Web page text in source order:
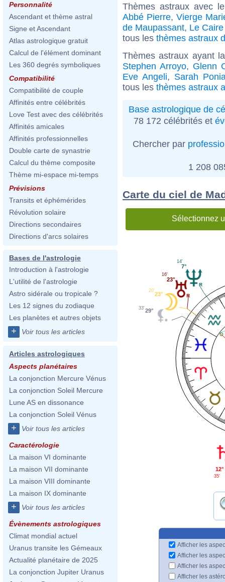
Personnalité
Ascendant et thème astral
Signe et Ascendant
Atlas astrologique gratuit
Calcul de l'élément dominant
Les 360 degrés symboliques
Compatibilité
Compatibilité de couple
Affinités entre célébrités
Love Test avec des célébrités
Affinités amicales
Affinités professionnelles
Double carte de synastrie
Calcul du thème composite
Thème mi-espace mi-temps
Prévisions
Transits et éphémérides
Révolution solaire
Directions secondaires
Directions d'arcs solaires
Bases de l'astrologie
Introduction à l'astrologie
L'utilité de l'astrologie
Astro sidérale ou tropicale ?
Les 12 signes du zodiaque
Les planètes et autres objets
+ Voir tous les articles
Articles astrologiques
Aspects planétaires
La conjonction Mercure Vénus
La conjonction Soleil Mercure
Lune AS en dissonance
La conjonction Soleil Vénus
+ Voir tous les articles
Caractérologie
La maison VI dominante
La maison VII dominante
La maison VIII dominante
La maison IX dominante
+ Voir tous les articles
Évènements astrologiques
Climat mondial actuel
Uranus transite les Gémeaux
Actualité planétaire de 2025
La conjonction Jupiter Uranus
Thèmes astraux avec
Abbé Pierre,Vierge
de Maupassant, Le
tous les thèmes astraux
Thèmes astraux ayant
Stephen Arroyo, Glenn
Eve Angeli, Sarah
tous les thèmes astraux
Base astrologique de
78 172 célébrités et
Chercher par
1 208
Carte du ciel de
Sélectionnez
7°
14'
23°
16'
23°
20'
29°
33'
12°
35'
Afficher les
Afficher les
Afficher les
Afficher les